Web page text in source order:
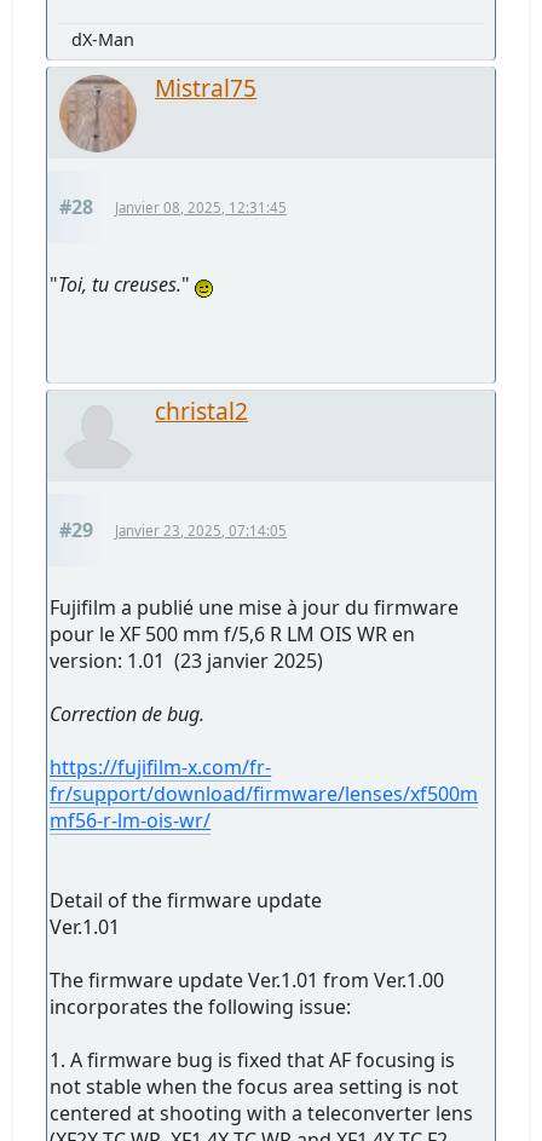
dX-Man
Mistral75
#28 Janvier 08, 2025, 12:31:45
"Toi, tu creuses."
christal2
#29 Janvier 23, 2025, 07:14:05
Fujifilm a publié une mise à jour du firmware
pour le XF 500 mm f/5,6 R LM OIS WR en
version: 1.01 (23 janvier 2025)
Correction de bug.
https://fujifilm-x.com/fr-
fr/support/download/firmware/lenses/xf500m
mf56-r-lm-ois-wr/
Detail of the firmware update
Ver.1.01
The firmware update Ver.1.01 from Ver.1.00
incorporates the following issue:
1. A firmware bug is fixed that AF focusing is
not stable when the focus area setting is not
centered at shooting with a teleconverter lens